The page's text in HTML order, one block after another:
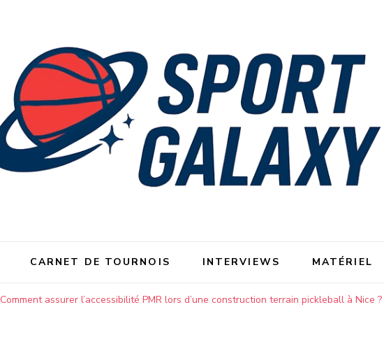
CARNET DE TOURNOIS INTERVIEWS MATÉRIEL
Comment assurer l’accessibilité PMR lors d’une construction terrain pickleball à Nice ?